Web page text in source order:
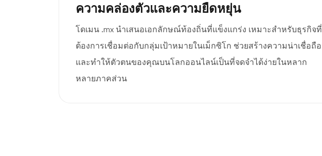
ความคล่องตัวและความยืดหยุ่น
โดเมน .mx นำเสนอเอกลักษณ์ท้องถิ่นที่แข็งแกร่ง เหมาะสำหรับธุรกิจที่
ต้องการเชื่อมต่อกับกลุ่มเป้าหมายในเม็กซิโก ช่วยสร้างความน่าเชื่อถือ
และทำให้ตัวตนของคุณบนโลกออนไลน์เป็นที่จดจำได้ง่ายในหลาก
หลายภาคส่วน